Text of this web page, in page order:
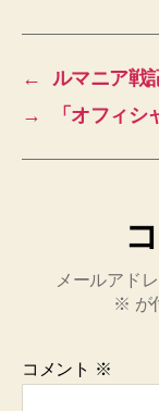
←
ルマニア戦
→
「オフィ
メールアド
※ が
コメント ※